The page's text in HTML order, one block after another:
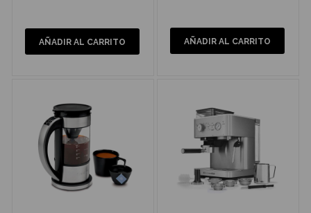
AÑADIR AL CARRITO AÑADIR AL CARRITO